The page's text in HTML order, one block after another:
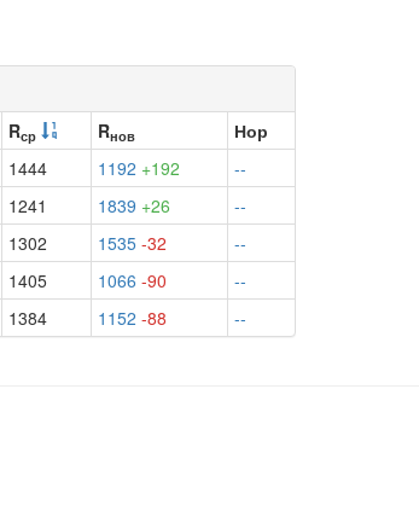
Rср Rнов
Нор
1444 1192 +192
--
1241 1839 +26
--
1302 1535 -32
--
1405 1066 -90
--
1384 1152 -88 --